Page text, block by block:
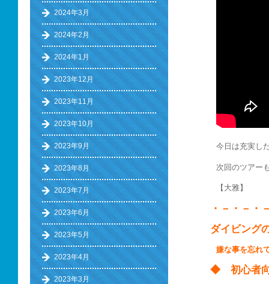
今日は充実し
次回のツアー
【大雅】
・－・－・
ダイビング
嫌な事を忘れ
◆ 初心
2024年3月
2024年2月
2024年1月
2023年12月
2023年11月
2023年10月
2023年9月
2023年8月
2023年7月
2023年6月
2023年5月
2023年4月
2023年3月